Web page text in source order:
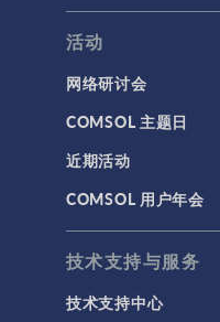
基于方程建模
安装与许可证管理
建模工具和定义
材料
物理场接口
用户界面
研究与求解器
活动
网络研讨会
COMSOL 主题日
近期活动
COMSOL 用户年会
技术支持与服务
技术支持中心